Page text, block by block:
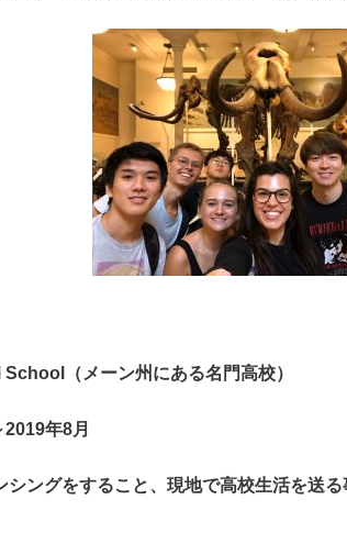
（メーン州にある名門高校）
年8月
シングをすること、現地で高校生活を送